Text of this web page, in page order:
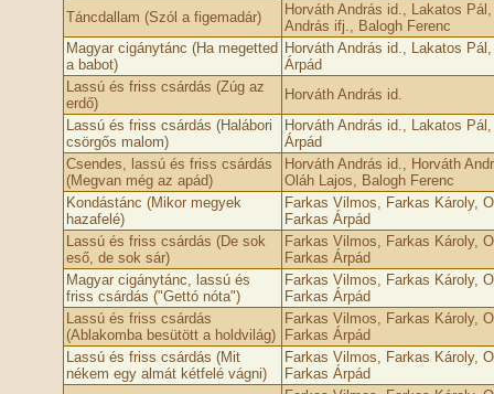
Táncdallam (Szól a figemadár)
Horváth András id., Lakatos
András ifj., Balogh Ferenc
Magyar cigánytánc (Ha megetted
a babot)
Horváth András id., Lakatos
Árpád
Lassú és friss csárdás (Zúg az
erdő)
Horváth András id.
Lassú és friss csárdás (Halábori
csörgős malom)
Horváth András id., Lakatos
Árpád
Csendes, lassú és friss csárdás
(Megvan még az apád)
Horváth András id., Horváth
Oláh Lajos, Balogh Ferenc
Kondástánc (Mikor megyek
hazafelé)
Farkas Vilmos, Farkas Károly,
Farkas Árpád
Lassú és friss csárdás (De sok
eső, de sok sár)
Farkas Vilmos, Farkas Károly,
Farkas Árpád
Magyar cigánytánc, lassú és
friss csárdás ("Gettó nóta")
Farkas Vilmos, Farkas Károly,
Farkas Árpád
Lassú és friss csárdás
(Ablakomba besütött a holdvilág)
Farkas Vilmos, Farkas Károly,
Farkas Árpád
Lassú és friss csárdás (Mit
nékem egy almát kétfelé vágni)
Farkas Vilmos, Farkas Károly,
Farkas Árpád